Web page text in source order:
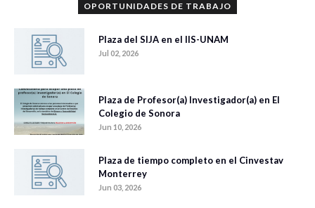
OPORTUNIDADES DE TRABAJO
Plaza del SIJA en el IIS-UNAM
Jul 02, 2026
Plaza de Profesor(a) Investigador(a) en El
Colegio de Sonora
Jun 10, 2026
Plaza de tiempo completo en el Cinvestav
Monterrey
Jun 03, 2026